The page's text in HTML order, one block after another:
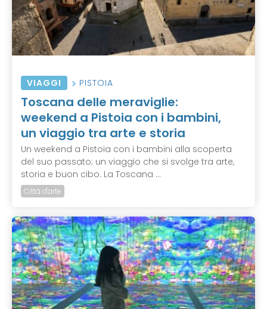
VIAGGI PISTOIA
Toscana delle meraviglie:
weekend a Pistoia con i bambini,
un viaggio tra arte e storia
Un weekend a Pistoia con i bambini alla scoperta
del suo passato; un viaggio che si svolge tra arte,
storia e buon cibo. La Toscana ...
Città d'arte